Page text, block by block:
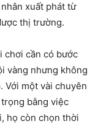
xuất phát từ
thị trường.
chơi cần có bước
vàng nhưng không
Với một vài chuyên
bằng việc
họ còn chọn thời